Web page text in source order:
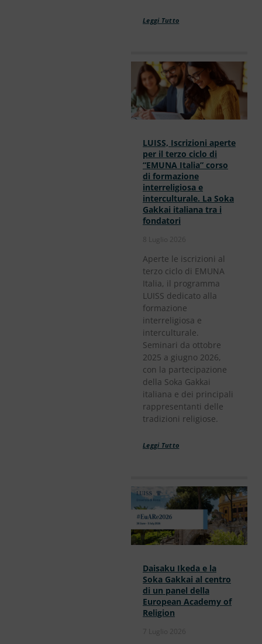
Leggi Tutto
LUISS, Iscrizioni aperte
per il terzo ciclo di
“EMUNA Italia” corso
di formazione
interreligiosa e
interculturale. La Soka
Gakkai italiana tra i
fondatori
8 Luglio 2026
Aperte le iscrizioni al
terzo ciclo di EMUNA
Italia, il programma
LUISS dedicato alla
formazione
interreligiosa e
interculturale.
Seminari da ottobre
2025 a giugno 2026,
con la partecipazione
della Soka Gakkai
italiana e dei principali
rappresentanti delle
tradizioni religiose.
Leggi Tutto
Daisaku Ikeda e la
Soka Gakkai al centro
di un panel della
European Academy of
Religion
7 Luglio 2026